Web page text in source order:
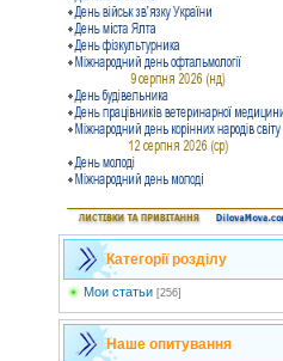
Категорії розділу
Мои статьи [256]
Наше опитування